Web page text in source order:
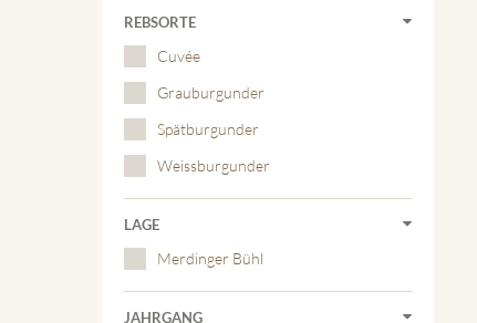
REBSORTE
Cuvée
Grauburgunder
Spätburgunder
Weissburgunder
LAGE
Merdinger Bühl
JAHRGANG